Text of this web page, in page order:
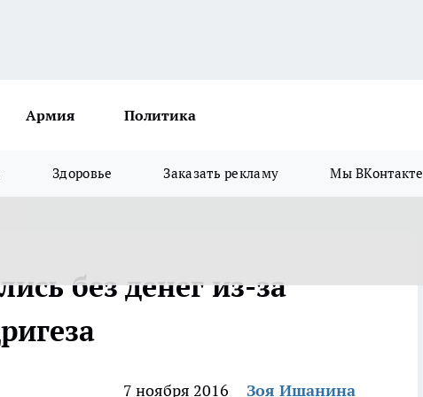
Армия Политика
Здоровье Заказать рекламу Мы ВКонтакте
без денег из-за
7 ноября 2016 Зоя Ишанина